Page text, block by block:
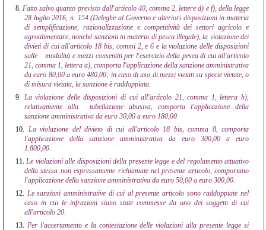
8. Fatto salvo quanto previsto dall'articolo 40, comma 2, lettere d) e f), della legge
28 luglio 2016, n. 154 (Deleghe al Governo e ulteriori disposizioni in materia
di semplificazione, razionalizzazione e competitività dei settori agricolo e
agroalimentare, nonché sanzioni in materia di pesca illegale), la violazione dei
divieti di cui all'articolo 18 bis, commi 2, e 6 e la violazione delle disposizioni
sulle
modalità e mezzi consentiti per l'esercizio della pesca di cui all'articolo
21, comma 1, lettera a), comporta l'applicazione della sanzione amministrativa
da euro 80,00 a euro 480,00; in caso di uso di mezzi vietati su specie vietate, o
di misura vietata, la sanzione è raddoppiata.
9. La violazione delle disposizioni di cui all'articolo 21, comma 1, lettera h),
relativamente alla
tabellazione abusiva, comporta l'applicazione della
sanzione amministrativa da euro 30,00 a euro 180,00.
10. La violazione del divieto di cui all'articolo 18 bis, comma 8, comporta
l'applicazione della sanzione amministrativa da euro 300,00 a euro
1.800,00.
11. Le violazioni alle disposizioni della presente legge e del regolamento attuativo
della stessa non espressamente richiamate nel presente articolo, comportano
l'applicazione della sanzione amministrativa da euro 50,00 a euro 300,00.
12. Le sanzioni amministrative di cui al presente articolo sono raddoppiate nel
caso in cui le infrazioni siano state commesse da uno dei soggetti di cui
all'articolo 20.
13. Per l'accertamento e la contestazione delle violazioni alla presente legge si